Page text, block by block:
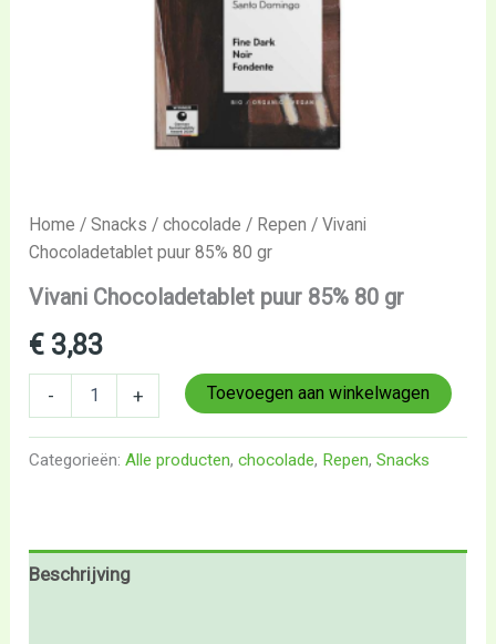
Home /Snacks /chocolade / Repen / Vivani
Chocoladetablet puur 85% 80 gr
Vivani Chocoladetablet puur 85% 80 gr
€ 3,83
- + Toevoegen aan winkelwagen
Categorieën:Alle producten,chocolade, Repen,Snacks
Beschrijving